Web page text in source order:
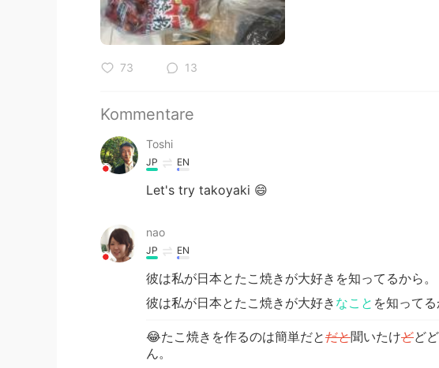
73 13
Kommentare
Toshi
JP EN
Let's try takoyaki 😄
nao
JP EN
彼は私が日本とたこ焼きが大好きを知ってるから。
彼は私が日本とたこ焼きが大好き なこと を知ってる
😂たこ焼きを作るのは簡単だとだと聞いたけどど
ん。